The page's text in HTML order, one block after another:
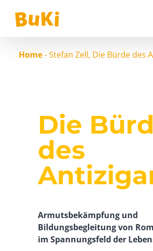
Inhalt
springen
Home-Stefan Zell, Die Bürde des
Die
des
Armutsbekämpfung und
Bildungsbegleitung von
im Spannungsfeld der